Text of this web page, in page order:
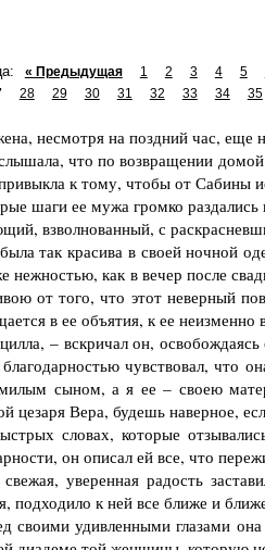
« Предыдущая 1 2 3 4 5
28 29 30 31 32 33 34 35
несмотря на поздний час, еще
что по возвращении домой
к тому, чтобы от Сабины
шаги ее мужа громко раздались
взволнованный, с
так красива в своей ночной
нежностью, как в вечер после
от того, что этот неверный
в ее объятия, к ее неизменно
– вскричал он, освобождаясь
чувствовал, что
сыном, а я ее – своею
цезаря Вера, будешь наверное,
словах, которые
он описал ей все, что
уверенная радость
подходило к ней все ближе и
своими удивленными глазами она